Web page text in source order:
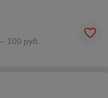
100 руб.